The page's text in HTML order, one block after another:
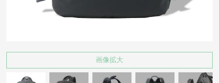
画像拡大